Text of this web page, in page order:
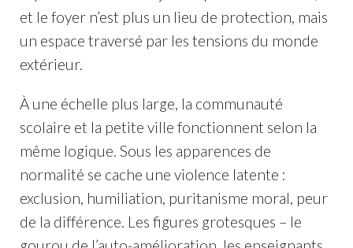
et le foyer n’est plus un lieu de protection, mais
un espace traversé par les tensions du monde
extérieur.
À une échelle plus large, la communauté
scolaire et la petite ville fonctionnent selon la
même logique. Sous les apparences de
normalité se cache une violence latente :
exclusion, humiliation, puritanisme moral, peur
de la différence. Les figures grotesques – le